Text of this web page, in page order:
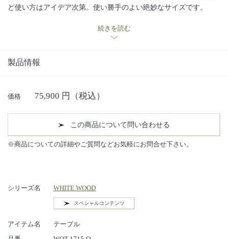
ど使い方はアイデア次第。使い勝手のよい絶妙なサイズです。
み出します。そんな玩具のように、使い手のアイデアで生活シー
ものづくりへの想いの動画はこちら■
続きを読む
製品情報
価格 75,900 円（税込）
この商品について問い合わせる
※商品についての詳細やご質問などお気軽にお問合せ下さい。
シリーズ名 WHITE WOOD
スペシャルコンテンツ
アイテム名
テーブル